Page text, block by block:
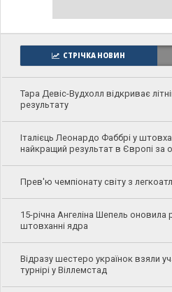
СТРІЧКА НОВИН
Тара Девіс-Вудхолл відкриває
результату
Італієць Леонардо Фаббрі у
найкращий результат в Європі за
Прев'ю чемпіонату світу з
15-річна Ангеліна Шепель оновила
штовханні ядра
Відразу шестеро українок взяли
турнірі у Віллемстад